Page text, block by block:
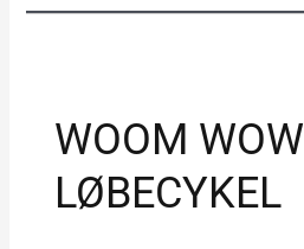
WOOM WOW
LØBECYKEL